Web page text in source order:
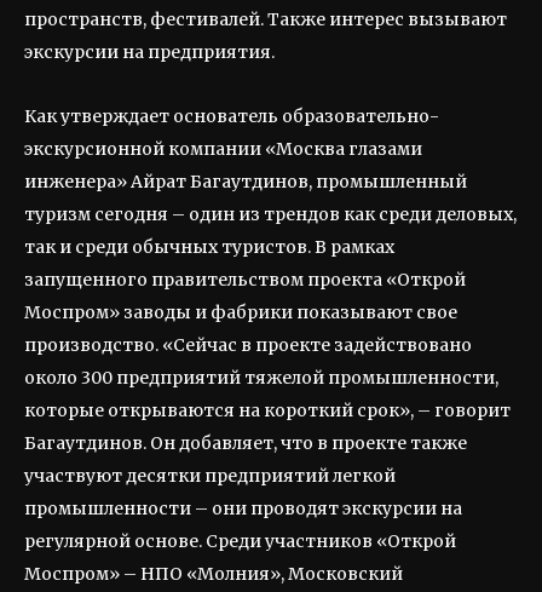
пространств, фестивалей. Также интерес вызывают
экскурсии на предприятия.
Как утверждает основатель образовательно-
экскурсионной компании «Москва глазами
инженера» Айрат Багаутдинов, промышленный
туризм сегодня – один из трендов как среди деловых,
так и среди обычных туристов. В рамках
запущенного правительством проекта «Открой
Моспром» заводы и фабрики показывают свое
производство. «Сейчас в проекте задействовано
около 300 предприятий тяжелой промышленности,
которые открываются на короткий срок», – говорит
Багаутдинов. Он добавляет, что в проекте также
участвуют десятки предприятий легкой
промышленности – они проводят экскурсии на
регулярной основе. Среди участников «Открой
Моспром» – НПО «Молния», Московский